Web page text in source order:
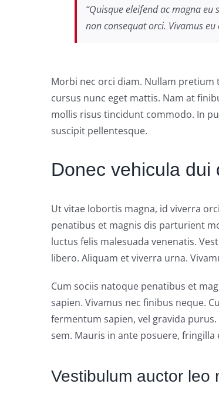
“Quisque eleifend ac magna
non consequat orci. Vivamus
Morbi nec orci diam. Nullam
cursus nunc eget mattis. Nam at
mollis risus tincidunt commodo. In
suscipit pellentesque.
Donec vehicula dui
Ut vitae lobortis magna, id viverra
penatibus et magnis dis parturient
luctus felis malesuada venenatis.
libero. Aliquam et viverra urna.
Cum sociis natoque penatibus et
sapien. Vivamus nec finibus neque.
fermentum sapien, vel gravida
sem. Mauris in ante posuere, fringilla
Vestibulum auctor leo